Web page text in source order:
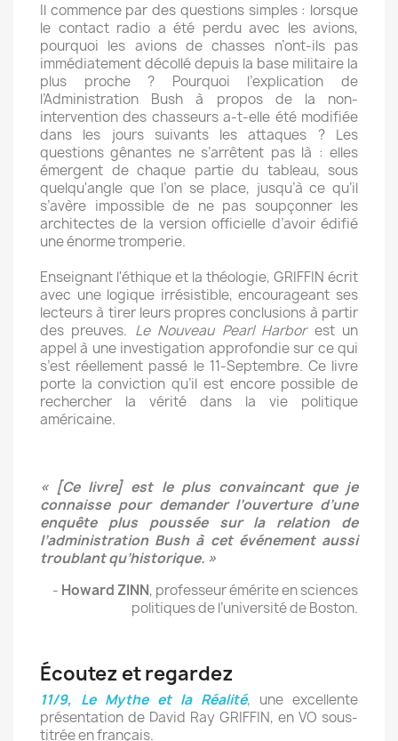
Il commence par des questions simples : lorsque
le contact radio a été perdu avec les avions,
pourquoi les avions de chasses n’ont-ils pas
immédiatement décollé depuis la base militaire la
plus proche ? Pourquoi l’explication de
l’Administration Bush à propos de la non-
intervention des chasseurs a-t-elle été modifiée
dans les jours suivants les attaques ? Les
questions gênantes ne s’arrêtent pas là : elles
émergent de chaque partie du tableau, sous
quelqu'angle que l’on se place, jusqu’à ce qu’il
s’avère impossible de ne pas soupçonner les
architectes de la version officielle d’avoir édifié
une énorme tromperie.
Enseignant l'éthique et la théologie, GRIFFIN écrit
avec une logique irrésistible, encourageant ses
lecteurs à tirer leurs propres conclusions à partir
des preuves. Le Nouveau Pearl Harborest un
appel à une investigation approfondie sur ce qui
s’est réellement passé le 11-Septembre. Ce livre
porte la conviction qu’il est encore possible de
rechercher la vérité dans la vie politique
américaine.
« [Ce livre] est le plus convaincant que je
connaisse pour demander l’ouverture d’une
enquête plus poussée sur la relation de
l’administration Bush à cet événement aussi
troublant qu’historique. »
- Howard ZINN, professeur émérite en sciences
politiques de l’université de Boston.
Écoutez et regardez
11/9, Le Mythe et la Réalité, une excellente
présentation de David Ray GRIFFIN, en VO sous-
titrée en français.